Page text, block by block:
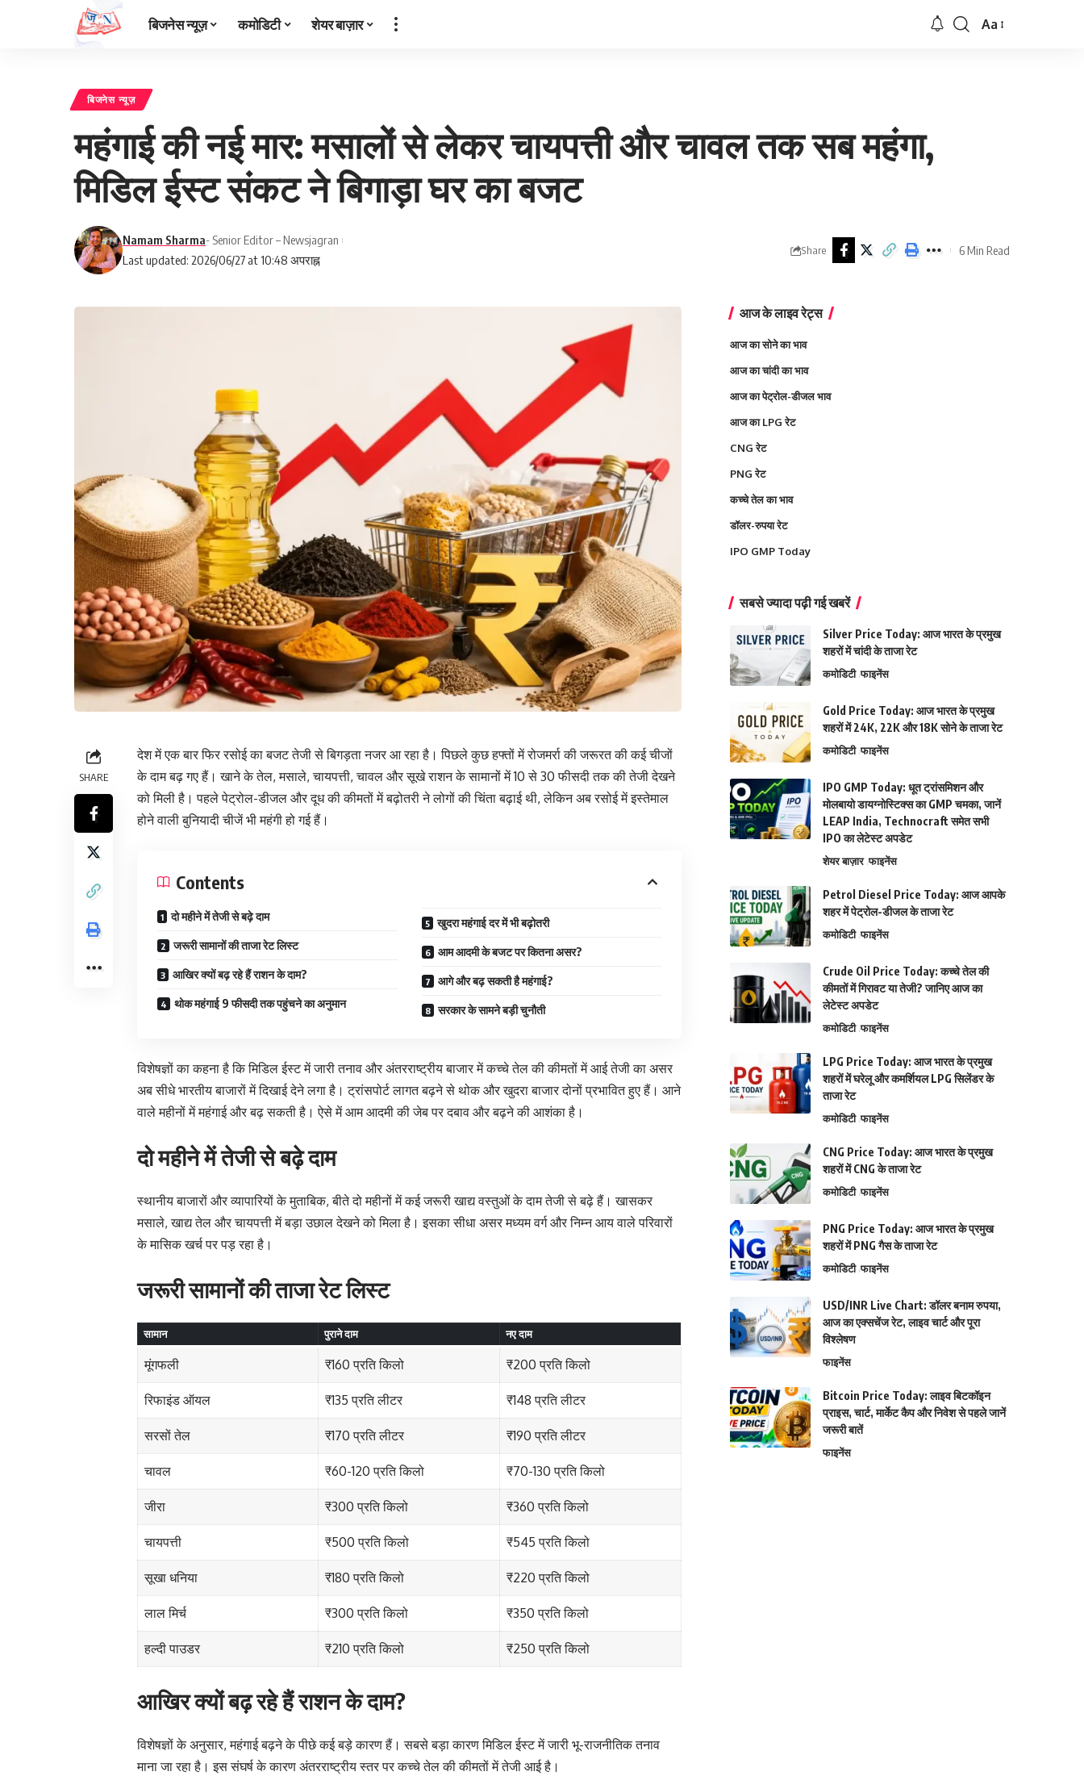
बिजनेस न्यूज़ कमोडिटी शेयर बाज़ार
Font
Aa
बिजनेस न्यूज़
महंगाई की नई मार: मसालों से लेकर चायपत्ती और चावल तक सब महंगा,
मिडिल ईस्ट संकट ने बिगाड़ा घर का बजट
Last updated: 2026/06/27 at 10:48 अपराह्न
Namam Sharma- Senior Editor – Newsjagran
Share 6 Min Read
SHARE
देश में एक बार फिर रसोई का बजट तेजी से बिगड़ता नजर आ रहा है। पिछले कुछ हफ्तों में रोजमर्रा की जरूरत की कई चीजों
के दाम बढ़ गए हैं। खाने के तेल, मसाले, चायपत्ती, चावल और सूखे राशन के सामानों में 10 से 30 फीसदी तक की तेजी देखने
को मिली है। पहले पेट्रोल-डीजल और दूध की कीमतों में बढ़ोतरी ने लोगों की चिंता बढ़ाई थी, लेकिन अब रसोई में इस्तेमाल
होने वाली बुनियादी चीजें भी महंगी हो गई हैं।
Contents
दो महीने में तेजी से बढ़े दाम
जरूरी सामानों की ताजा रेट लिस्ट
आखिर क्यों बढ़ रहे हैं राशन के दाम?
थोक महंगाई 9 फीसदी तक पहुंचने का अनुमान
खुदरा महंगाई दर में भी बढ़ोतरी
आम आदमी के बजट पर कितना असर?
आगे और बढ़ सकती है महंगाई?
सरकार के सामने बड़ी चुनौती
विशेषज्ञों का कहना है कि मिडिल ईस्ट में जारी तनाव और अंतरराष्ट्रीय बाजार में कच्चे तेल की कीमतों में आई तेजी का असर
अब सीधे भारतीय बाजारों में दिखाई देने लगा है। ट्रांसपोर्ट लागत बढ़ने से थोक और खुदरा बाजार दोनों प्रभावित हुए हैं। आने
वाले महीनों में महंगाई और बढ़ सकती है। ऐसे में आम आदमी की जेब पर दबाव और बढ़ने की आशंका है।
दो महीने में तेजी से बढ़े दाम
स्थानीय बाजारों और व्यापारियों के मुताबिक, बीते दो महीनों में कई जरूरी खाद्य वस्तुओं के दाम तेजी से बढ़े हैं। खासकर
मसाले, खाद्य तेल और चायपत्ती में बड़ा उछाल देखने को मिला है। इसका सीधा असर मध्यम वर्ग और निम्न आय वाले परिवारों
के मासिक खर्च पर पड़ रहा है।
जरूरी सामानों की ताजा रेट लिस्ट
सामान पुराने दाम नए दाम
मूंगफली ₹160 प्रति किलो ₹200 प्रति किलो
रिफाइंड ऑयल ₹135 प्रति लीटर ₹148 प्रति लीटर
सरसों तेल ₹170 प्रति लीटर ₹190 प्रति लीटर
चावल ₹60-120 प्रति किलो ₹70-130 प्रति किलो
जीरा ₹300 प्रति किलो ₹360 प्रति किलो
चायपत्ती ₹500 प्रति किलो ₹545 प्रति किलो
सूखा धनिया ₹180 प्रति किलो ₹220 प्रति किलो
लाल मिर्च ₹300 प्रति किलो ₹350 प्रति किलो
हल्दी पाउडर ₹210 प्रति किलो ₹250 प्रति किलो
आखिर क्यों बढ़ रहे हैं राशन के दाम?
विशेषज्ञों के अनुसार, महंगाई बढ़ने के पीछे कई बड़े कारण हैं। सबसे बड़ा कारण मिडिल ईस्ट में जारी भू-राजनीतिक तनाव
माना जा रहा है। इस संघर्ष के कारण अंतरराष्ट्रीय स्तर पर कच्चे तेल की कीमतों में तेजी आई है।
आज के लाइव रेट्स
आज का सोने का भाव
आज का चांदी का भाव
आज का पेट्रोल-डीजल भाव
आज का LPG रेट
CNG रेट
PNG रेट
कच्चे तेल का भाव
डॉलर-रुपया रेट
IPO GMP Today
सबसे ज्यादा पढ़ी गई खबरें
Silver Price Today: आज भारत के प्रमुख
शहरों में चांदी के ताजा रेट
कमोडिटी फाइनेंस
Gold Price Today: आज भारत के प्रमुख
शहरों में 24K, 22K और 18K सोने के ताजा रेट
कमोडिटी फाइनेंस
IPO GMP Today: धूत ट्रांसमिशन और
मोलबायो डायग्नोस्टिक्स का GMP चमका, जानें
LEAP India, Technocraft समेत सभी
IPO का लेटेस्ट अपडेट
शेयर बाज़ार फाइनेंस
Petrol Diesel Price Today: आज आपके
शहर में पेट्रोल-डीजल के ताजा रेट
कमोडिटी फाइनेंस
Crude Oil Price Today: कच्चे तेल की
कीमतों में गिरावट या तेजी? जानिए आज का
लेटेस्ट अपडेट
कमोडिटी फाइनेंस
LPG Price Today: आज भारत के प्रमुख
शहरों में घरेलू और कमर्शियल LPG सिलेंडर के
ताजा रेट
कमोडिटी फाइनेंस
CNG Price Today: आज भारत के प्रमुख
शहरों में CNG के ताजा रेट
कमोडिटी फाइनेंस
PNG Price Today: आज भारत के प्रमुख
शहरों में PNG गैस के ताजा रेट
कमोडिटी फाइनेंस
USD/INR Live Chart: डॉलर बनाम रुपया,
आज का एक्सचेंज रेट, लाइव चार्ट और पूरा
विश्लेषण
फाइनेंस
Bitcoin Price Today: लाइव बिटकॉइन
प्राइस, चार्ट, मार्केट कैप और निवेश से पहले जानें
जरूरी बातें
फाइनेंस